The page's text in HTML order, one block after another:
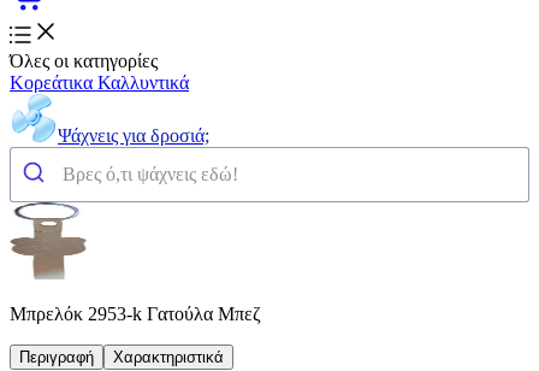
Όλες οι κατηγορίες
Κορεάτικα Καλλυντικά
Ψάχνεις για δροσιά;
Μπρελόκ 2953-k Γατούλα Μπεζ
Περιγραφή Χαρακτηριστικά